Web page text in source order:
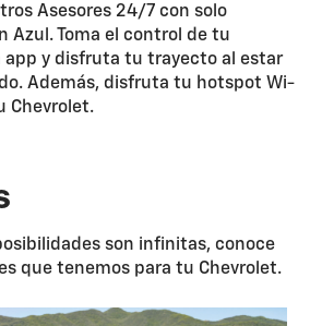
Asesores 24/7 con solo
Azul. Toma el control de tu
app y disfruta tu trayecto al estar
Además, disfruta tu hotspot Wi-
Chevrolet.
son infinitas, conoce
que tenemos para tu Chevrolet.